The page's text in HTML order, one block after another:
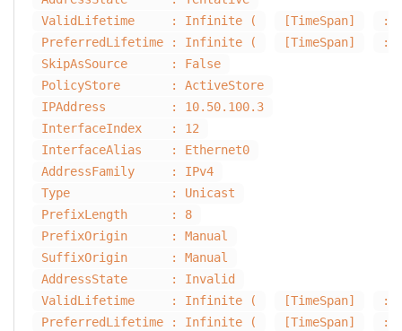
ValidLifetime : Infinite (
[TimeSpan]
PreferredLifetime : Infinite (
[TimeSpan]
SkipAsSource : False
PolicyStore : ActiveStore
IPAddress : 10.50.100.3
InterfaceIndex : 12
InterfaceAlias : Ethernet0
AddressFamily : IPv4
Type : Unicast
PrefixLength : 8
PrefixOrigin : Manual
SuffixOrigin : Manual
AddressState : Invalid
ValidLifetime : Infinite (
[TimeSpan]
PreferredLifetime : Infinite (
[TimeSpan]